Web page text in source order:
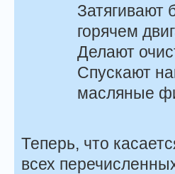
Затягивают
горячем
Делают
Спускают
масляные
Теперь, что
всех